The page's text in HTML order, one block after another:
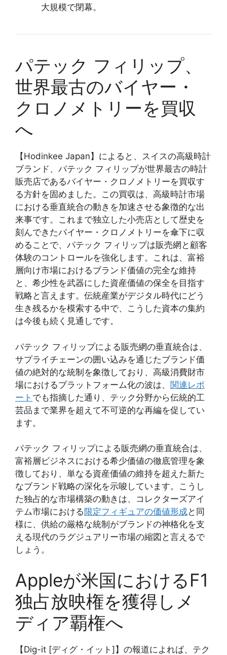
大規模で閉幕。
パテック フィリップ、
世界最古のバイヤー・
クロノメトリーを買収
へ
【Hodinkee Japan】によると、スイスの高級時計
ブランド、パテック フィリップが世界最古の時計
販売店であるバイヤー・クロノメトリーを買収す
る方針を固めました。この買収は、高級時計市場
における垂直統合の動きを加速させる象徴的な出
来事です。これまで独立した小売店として歴史を
刻んできたバイヤー・クロノメトリーを傘下に収
めることで、パテック フィリップは販売網と顧客
体験のコントロールを強化します。これは、富裕
層向け市場におけるブランド価値の完全な維持
と、希少性を武器にした資産価値の保全を目指す
戦略と言えます。伝統産業がデジタル時代にどう
生き残るかを模索する中で、こうした資本の集約
は今後も続く見通しです。
パテック フィリップによる販売網の垂直統合は、
サプライチェーンの囲い込みを通じたブランド価
値の絶対的な統制を象徴しており、高級消費財市
場におけるプラットフォーム化の波は、 関連レポ
ート でも指摘した通り、テック分野から伝統的工
芸品まで業界を超えて不可逆的な再編を促してい
ます。
パテック フィリップによる販売網の垂直統合は、
富裕層ビジネスにおける希少価値の徹底管理を象
徴しており、単なる資産価値の維持を超えた新た
なブランド戦略の深化を示唆しています。こうし
た独占的な市場構築の動きは、コレクターズアイ
テム市場における 限定フィギュアの価値形成と同
様に、供給の厳格な統制がブランドの神格化を支
える現代のラグジュアリー市場の縮図と言えるで
しょう。
Appleが米国におけるF1
独占放映権を獲得しメ
ディア覇権へ
【Dig-it [ディグ・イット]】の報道によれば、テク